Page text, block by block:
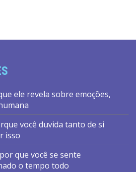
ele revela sobre emoções,
você duvida tanto de si
isso
que você se sente
o tempo todo